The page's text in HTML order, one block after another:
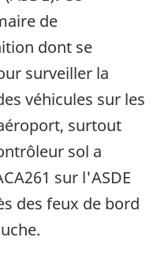
de
dont se
surveiller la
véhicules sur les
surtout
sol a
sur l'ASDE
des feux de bord